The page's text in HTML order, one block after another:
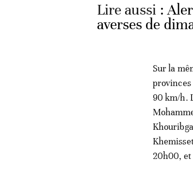
Lire aussi :
averses de
Sur la
provinces
90 km/h.
20h00, et